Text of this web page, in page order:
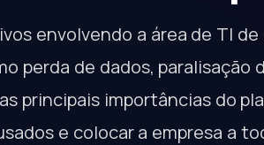
envolvendo a área de TI
perda de dados,
principais importâncias do
e colocar a empresa a